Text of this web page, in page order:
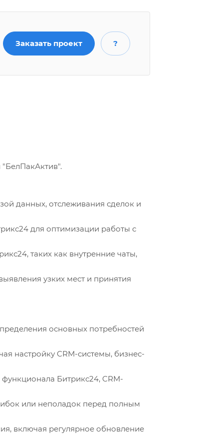
Заказать проект ?
данных, отслеживания сделок и
для оптимизации работы с
таких как внутренние чаты,
узких мест и принятия
основных потребностей
настройку CRM-системы, бизнес-
Битрикс24, CRM-
или неполадок перед полным
включая регулярное обновление